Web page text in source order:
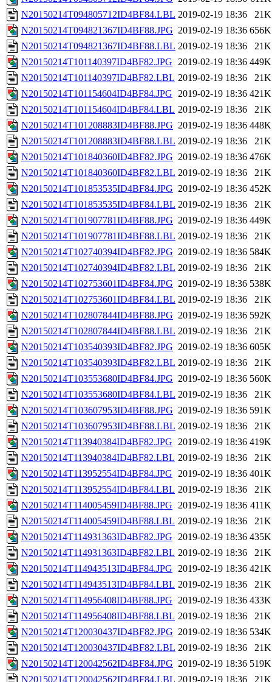
N20150214T094805712ID4BF84.LBL 2019-02-19 18:36
21K
N20150214T094821367ID4BF88.JPG 2019-02-19 18:36 656K
N20150214T094821367ID4BF88.LBL 2019-02-19 18:36
21K
N20150214T101140397ID4BF82.JPG 2019-02-19 18:36 449K
N20150214T101140397ID4BF82.LBL 2019-02-19 18:36
21K
N20150214T101154604ID4BF84.JPG 2019-02-19 18:36 421K
N20150214T101154604ID4BF84.LBL 2019-02-19 18:36
21K
N20150214T101208883ID4BF88.JPG 2019-02-19 18:36 448K
N20150214T101208883ID4BF88.LBL 2019-02-19 18:36
21K
N20150214T101840360ID4BF82.JPG 2019-02-19 18:36 476K
N20150214T101840360ID4BF82.LBL 2019-02-19 18:36
21K
N20150214T101853535ID4BF84.JPG 2019-02-19 18:36 452K
N20150214T101853535ID4BF84.LBL 2019-02-19 18:36
21K
N20150214T101907781ID4BF88.JPG 2019-02-19 18:36 449K
N20150214T101907781ID4BF88.LBL 2019-02-19 18:36
21K
N20150214T102740394ID4BF82.JPG 2019-02-19 18:36 584K
N20150214T102740394ID4BF82.LBL 2019-02-19 18:36
21K
N20150214T102753601ID4BF84.JPG 2019-02-19 18:36 538K
N20150214T102753601ID4BF84.LBL 2019-02-19 18:36
21K
N20150214T102807844ID4BF88.JPG 2019-02-19 18:36 592K
N20150214T102807844ID4BF88.LBL 2019-02-19 18:36
21K
N20150214T103540393ID4BF82.JPG 2019-02-19 18:36 605K
N20150214T103540393ID4BF82.LBL 2019-02-19 18:36
21K
N20150214T103553680ID4BF84.JPG 2019-02-19 18:36 560K
N20150214T103553680ID4BF84.LBL 2019-02-19 18:36
21K
N20150214T103607953ID4BF88.JPG 2019-02-19 18:36 591K
N20150214T103607953ID4BF88.LBL 2019-02-19 18:36
21K
N20150214T113940384ID4BF82.JPG 2019-02-19 18:36 419K
N20150214T113940384ID4BF82.LBL 2019-02-19 18:36
21K
N20150214T113952554ID4BF84.JPG 2019-02-19 18:36 401K
N20150214T113952554ID4BF84.LBL 2019-02-19 18:36
21K
N20150214T114005459ID4BF88.JPG 2019-02-19 18:36 411K
N20150214T114005459ID4BF88.LBL 2019-02-19 18:36
21K
N20150214T114931363ID4BF82.JPG 2019-02-19 18:36 435K
N20150214T114931363ID4BF82.LBL 2019-02-19 18:36
21K
N20150214T114943513ID4BF84.JPG 2019-02-19 18:36 421K
N20150214T114943513ID4BF84.LBL 2019-02-19 18:36
21K
N20150214T114956408ID4BF88.JPG 2019-02-19 18:36 433K
N20150214T114956408ID4BF88.LBL 2019-02-19 18:36
21K
N20150214T120030437ID4BF82.JPG 2019-02-19 18:36 534K
N20150214T120030437ID4BF82.LBL 2019-02-19 18:36
21K
N20150214T120042562ID4BF84.JPG 2019-02-19 18:36 519K
N20150214T120042562ID4BF84.LBL 2019-02-19 18:36
21K